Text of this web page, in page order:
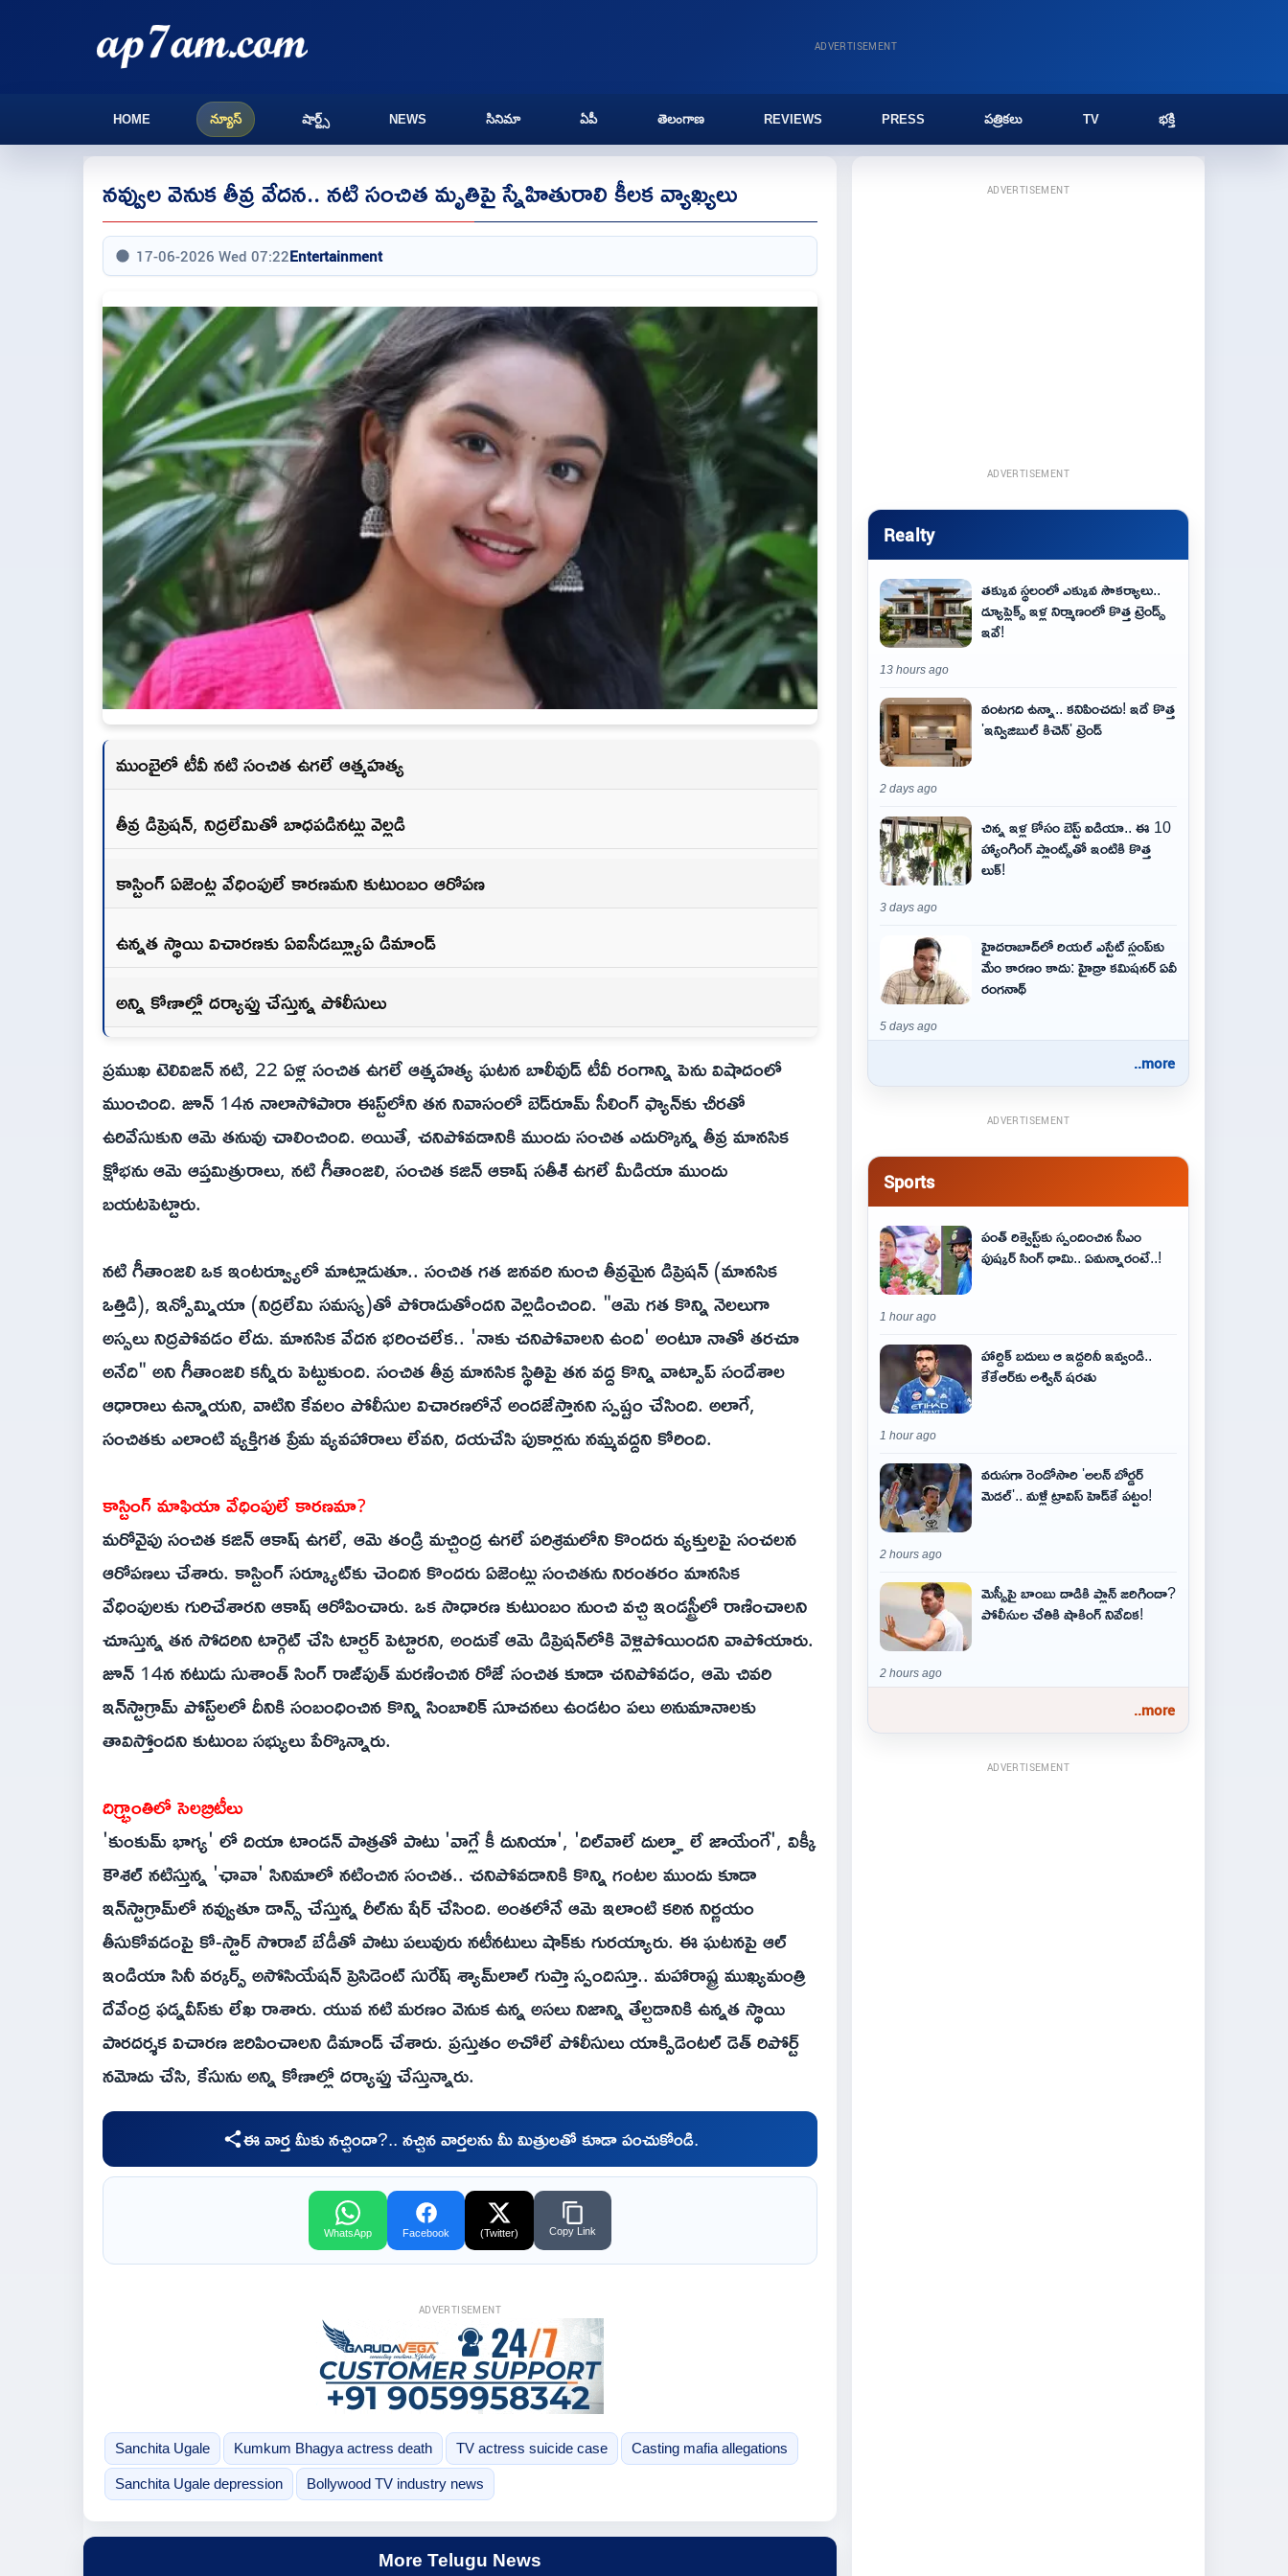
ADVERTISEMENT
HOME న్యూస్ షార్ట్స్ NEWS సినిమా ఏపీ తెలంగాణ REVIEWS PRESS పత్రికలు TV భక్తి
నవ్వుల వెనుక తీవ్ర వేదన.. నటి సంచిత మృతిపై స్నేహితురాలి కీలక వ్యాఖ్యలు
17-06-2026 Wed 07:22Entertainment
ముంబైలో టీవీ నటి సంచిత ఉగలే ఆత్మహత్య
తీవ్ర డిప్రెషన్, నిద్రలేమితో బాధపడినట్లు వెల్లడి
కాస్టింగ్ ఏజెంట్ల వేధింపులే కారణమని కుటుంబం ఆరోపణ
ఉన్నత స్థాయి విచారణకు ఏఐసీడబ్ల్యూఏ డిమాండ్
అన్ని కోణాల్లో దర్యాప్తు చేస్తున్న పోలీసులు
ప్రముఖ టెలివిజన్ నటి, 22 ఏళ్ల సంచిత ఉగలే ఆత్మహత్య ఘటన బాలీవుడ్ టీవీ రంగాన్ని పెను విషాదంలో
ముంచింది. జూన్ 14న నాలాసోపారా ఈస్ట్‌లోని తన నివాసంలో బెడ్‌రూమ్ సీలింగ్ ఫ్యాన్‌కు చీరతో
ఉరివేసుకుని ఆమె తనువు చాలించింది. అయితే, చనిపోవడానికి ముందు సంచిత ఎదుర్కొన్న తీవ్ర మానసిక
క్షోభను ఆమె ఆప్తమిత్రురాలు, నటి గీతాంజలి, సంచిత కజిన్ ఆకాష్ సతీశ్ ఉగలే మీడియా ముందు
బయటపెట్టారు.
నటి గీతాంజలి ఒక ఇంటర్వ్యూలో మాట్లాడుతూ.. సంచిత గత జనవరి నుంచి తీవ్రమైన డిప్రెషన్ (మానసిక
ఒత్తిడి), ఇన్సోమ్నియా (నిద్రలేమి సమస్య)తో పోరాడుతోందని వెల్లడించింది. "ఆమె గత కొన్ని నెలలుగా
అస్సలు నిద్రపోవడం లేదు. మానసిక వేదన భరించలేక.. 'నాకు చనిపోవాలని ఉంది' అంటూ నాతో తరచూ
అనేది" అని గీతాంజలి కన్నీరు పెట్టుకుంది. సంచిత తీవ్ర మానసిక స్థితిపై తన వద్ద కొన్ని వాట్సాప్ సందేశాల
ఆధారాలు ఉన్నాయని, వాటిని కేవలం పోలీసుల విచారణలోనే అందజేస్తానని స్పష్టం చేసింది. అలాగే,
సంచితకు ఎలాంటి వ్యక్తిగత ప్రేమ వ్యవహారాలు లేవని, దయచేసి పుకార్లను నమ్మవద్దని కోరింది.
కాస్టింగ్ మాఫియా వేధింపులే కారణమా?
మరోవైపు సంచిత కజిన్ ఆకాష్ ఉగలే, ఆమె తండ్రి మచ్చింద్ర ఉగలే పరిశ్రమలోని కొందరు వ్యక్తులపై సంచలన
ఆరోపణలు చేశారు. కాస్టింగ్ సర్క్యూట్‌కు చెందిన కొందరు ఏజెంట్లు సంచితను నిరంతరం మానసిక
వేధింపులకు గురిచేశారని ఆకాష్ ఆరోపించారు. ఒక సాధారణ కుటుంబం నుంచి వచ్చి ఇండస్ట్రీలో రాణించాలని
చూస్తున్న తన సోదరిని టార్గెట్ చేసి టార్చర్ పెట్టారని, అందుకే ఆమె డిప్రెషన్‌లోకి వెళ్లిపోయిందని వాపోయారు.
జూన్ 14న నటుడు సుశాంత్ సింగ్ రాజ్‌పుత్ మరణించిన రోజే సంచిత కూడా చనిపోవడం, ఆమె చివరి
ఇన్‌స్టాగ్రామ్ పోస్ట్‌లలో దీనికి సంబంధించిన కొన్ని సింబాలిక్ సూచనలు ఉండటం పలు అనుమానాలకు
తావిస్తోందని కుటుంబ సభ్యులు పేర్కొన్నారు.
దిగ్భ్రాంతిలో సెలబ్రిటీలు
'కుంకుమ్ భాగ్య' లో దియా టాండన్ పాత్రతో పాటు 'వాగ్లే కీ దునియా', 'దిల్‌వాలే దుల్హా లే జాయేంగే', విక్కీ
కౌశల్ నటిస్తున్న 'ఛావా' సినిమాలో నటించిన సంచిత.. చనిపోవడానికి కొన్ని గంటల ముందు కూడా
ఇన్‌స్టాగ్రామ్‌లో నవ్వుతూ డాన్స్ చేస్తున్న రీల్‌ను షేర్ చేసింది. అంతలోనే ఆమె ఇలాంటి కఠిన నిర్ణయం
తీసుకోవడంపై కో-స్టార్ సొరాబ్ బేడీతో పాటు పలువురు నటీనటులు షాక్‌కు గురయ్యారు. ఈ ఘటనపై ఆల్
ఇండియా సినీ వర్కర్స్ అసోసియేషన్ ప్రెసిడెంట్ సురేష్ శ్యామ్‌లాల్ గుప్తా స్పందిస్తూ.. మహారాష్ట్ర ముఖ్యమంత్రి
దేవేంద్ర ఫడ్నవీస్‌కు లేఖ రాశారు. యువ నటి మరణం వెనుక ఉన్న అసలు నిజాన్ని తేల్చడానికి ఉన్నత స్థాయి
పారదర్శక విచారణ జరిపించాలని డిమాండ్ చేశారు. ప్రస్తుతం అచోలే పోలీసులు యాక్సిడెంటల్ డెత్ రిపోర్ట్
నమోదు చేసి, కేసును అన్ని కోణాల్లో దర్యాప్తు చేస్తున్నారు.
ఈ వార్త మీకు నచ్చిందా?.. నచ్చిన వార్తలను మీ మిత్రులతో కూడా పంచుకోండి.
WhatsApp Facebook (Twitter) Copy Link
ADVERTISEMENT
Sanchita Ugale Kumkum Bhagya actress death TV actress suicide case Casting mafia allegations
Sanchita Ugale depression Bollywood TV industry news
More Telugu News
ADVERTISEMENT
ADVERTISEMENT
Realty
తక్కువ స్థలంలో ఎక్కువ సౌకర్యాలు..
డ్యూప్లెక్స్ ఇళ్ల నిర్మాణంలో కొత్త ట్రెండ్స్
ఇవే!
13 hours ago
వంటగది ఉన్నా.. కనిపించదు! ఇదే కొత్త
'ఇన్విజిబుల్ కిచెన్' ట్రెండ్
2 days ago
చిన్న ఇళ్ల కోసం బెస్ట్ ఐడియా.. ఈ 10
హ్యాంగింగ్ ప్లాంట్స్‌తో ఇంటికి కొత్త
లుక్!
3 days ago
హైదరాబాద్‌లో రియల్ ఎస్టేట్ స్లంప్‌కు
మేం కారణం కాదు: హైడ్రా కమిషనర్ ఏవీ
రంగనాథ్
5 days ago
..more
ADVERTISEMENT
Sports
పంత్ రిక్వెస్ట్‌కు స్పందించిన సీఎం
పుష్కర్ సింగ్ ధామి.. ఏమ‌న్నారంటే..!
1 hour ago
హార్దిక్ బదులు ఆ ఇద్దరినీ ఇవ్వండి..
కేకేఆర్‌కు అశ్విన్ షరతు
1 hour ago
వరుసగా రెండోసారి 'అలన్ బోర్డర్
మెడల్'.. మళ్లీ ట్రావిస్ హెడ్‌కే పట్టం!
2 hours ago
మెస్సీపై బాంబు దాడికి ప్లాన్‌ జరిగిందా?
పోలీసుల చేతికి షాకింగ్‌ నివేదిక!
2 hours ago
..more
ADVERTISEMENT